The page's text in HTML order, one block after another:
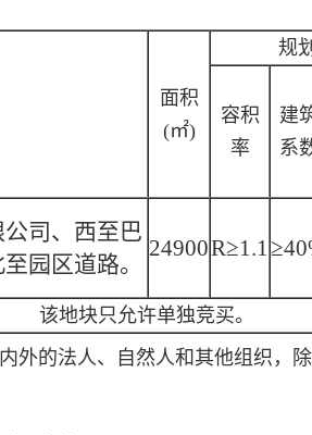
面积
(㎡)
规
容积
率
建
系
司、西至巴
园区道路。
24900R≥1.1
该地块只允许单独竞买。
外的法人、自然人和其他组织，